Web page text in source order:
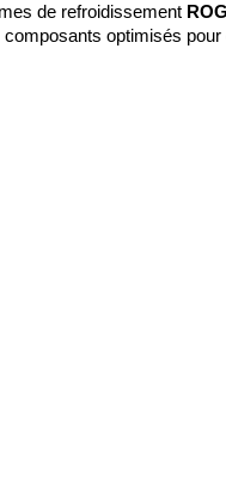
de refroidissement
optimisés